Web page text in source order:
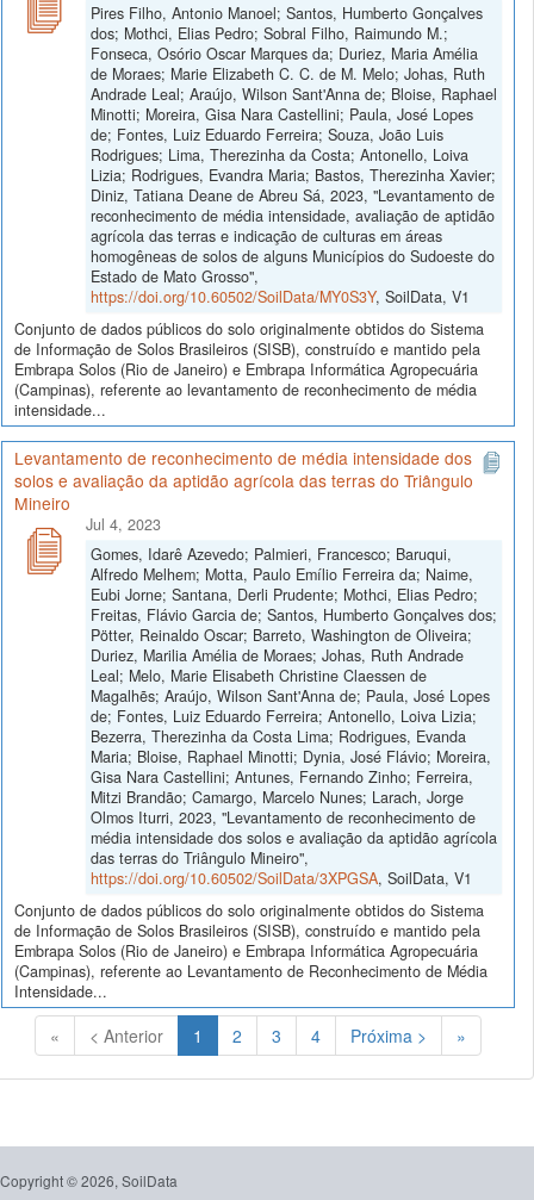
Pires Filho, Antonio Manoel; Santos, Humberto Gonçalves
dos; Mothci, Elias Pedro; Sobral Filho, Raimundo M.;
Fonseca, Osório Oscar Marques da; Duriez, Maria Amélia
de Moraes; Marie Elizabeth C. C. de M. Melo; Johas, Ruth
Andrade Leal; Araújo, Wilson Sant'Anna de; Bloise, Raphael
Minotti; Moreira, Gisa Nara Castellini; Paula, José Lopes
de; Fontes, Luiz Eduardo Ferreira; Souza, João Luis
Rodrigues; Lima, Therezinha da Costa; Antonello, Loiva
Lizia; Rodrigues, Evandra Maria; Bastos, Therezinha Xavier;
Diniz, Tatiana Deane de Abreu Sá, 2023, "Levantamento de
reconhecimento de média intensidade, avaliação de aptidão
agrícola das terras e indicação de culturas em áreas
homogêneas de solos de alguns Municípios do Sudoeste do
Estado de Mato Grosso",
https://doi.org/10.60502/SoilData/MY0S3Y, SoilData, V1
Conjunto de dados públicos do solo originalmente obtidos do Sistema
de Informação de Solos Brasileiros (SISB), construído e mantido pela
Embrapa Solos (Rio de Janeiro) e Embrapa Informática Agropecuária
(Campinas), referente ao levantamento de reconhecimento de média
intensidade...
Levantamento de reconhecimento de média intensidade dos
solos e avaliação da aptidão agrícola das terras do Triângulo
Mineiro
Jul 4, 2023
Gomes, Idarê Azevedo; Palmieri, Francesco; Baruqui,
Alfredo Melhem; Motta, Paulo Emílio Ferreira da; Naime,
Eubi Jorne; Santana, Derli Prudente; Mothci, Elias Pedro;
Freitas, Flávio Garcia de; Santos, Humberto Gonçalves dos;
Pötter, Reinaldo Oscar; Barreto, Washington de Oliveira;
Duriez, Marilia Amélia de Moraes; Johas, Ruth Andrade
Leal; Melo, Marie Elisabeth Christine Claessen de
Magalhẽs; Araújo, Wilson Sant'Anna de; Paula, José Lopes
de; Fontes, Luiz Eduardo Ferreira; Antonello, Loiva Lizia;
Bezerra, Therezinha da Costa Lima; Rodrigues, Evanda
Maria; Bloise, Raphael Minotti; Dynia, José Flávio; Moreira,
Gisa Nara Castellini; Antunes, Fernando Zinho; Ferreira,
Mitzi Brandão; Camargo, Marcelo Nunes; Larach, Jorge
Olmos Iturri, 2023, "Levantamento de reconhecimento de
média intensidade dos solos e avaliação da aptidão agrícola
das terras do Triângulo Mineiro",
https://doi.org/10.60502/SoilData/3XPGSA, SoilData, V1
Conjunto de dados públicos do solo originalmente obtidos do Sistema
de Informação de Solos Brasileiros (SISB), construído e mantido pela
Embrapa Solos (Rio de Janeiro) e Embrapa Informática Agropecuária
(Campinas), referente ao Levantamento de Reconhecimento de Média
Intensidade...
« < Anterior 1 (Atual)
2 3 4 Próxima > »
Copyright © 2026, SoilData